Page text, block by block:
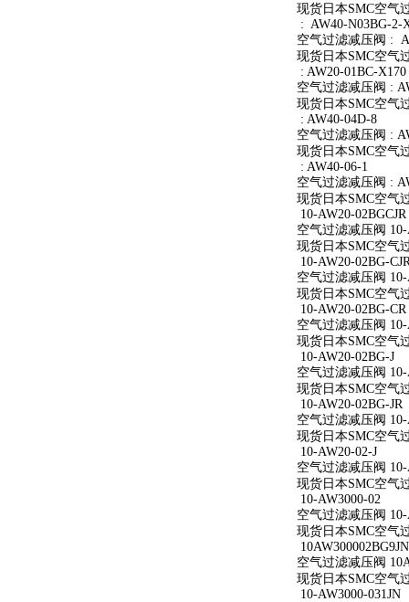
现货日本SMC空气
: AW40-N03BG-2-
空气过滤减压阀 :
现货日本SMC空气
: AW20-01BC-X170
空气过滤减压阀 :
现货日本SMC空气
: AW40-04D-8
空气过滤减压阀 :
现货日本SMC空气
: AW40-06-1
空气过滤减压阀 :
现货日本SMC空气
10-AW20-02BGCJR
空气过滤减压阀 10-
现货日本SMC空气
10-AW20-02BG-
空气过滤减压阀 10-
现货日本SMC空气
10-AW20-02BG-CR
空气过滤减压阀 10-
现货日本SMC空气
10-AW20-02BG-J
空气过滤减压阀 10-
现货日本SMC空气
10-AW20-02BG-JR
空气过滤减压阀 10-
现货日本SMC空气
10-AW20-02-J
空气过滤减压阀 10-
现货日本SMC空气
10-AW3000-02
空气过滤减压阀 10-
现货日本SMC空气
10AW300002BG9JN
空气过滤减压阀
现货日本SMC空气
10-AW3000-031JN